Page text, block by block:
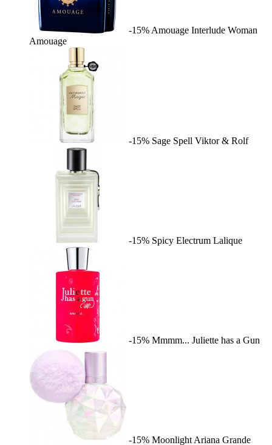
-15% Amouage Interlude Woman
Amouage
-15% Sage Spell Viktor & Rolf
-15% Spicy Electrum Lalique
-15% Mmmm... Juliette has a Gun
-15% Moonlight Ariana Grande